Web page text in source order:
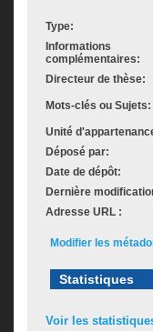
Type:
Informations
complémentaires:
Directeur de thèse:
Mots-clés ou Sujets:
Unité
Déposé par:
Date de dépôt:
Dernière
Adresse URL :
Modifier les
Statistiques
Voir les